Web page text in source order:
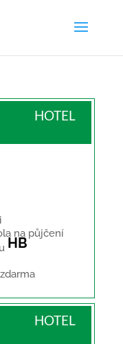
HOTEL
HB
HOTEL